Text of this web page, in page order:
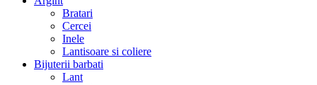
Bratari
Cercei
Inele
Lantisoare si coliere
Bijuterii barbati
Lant